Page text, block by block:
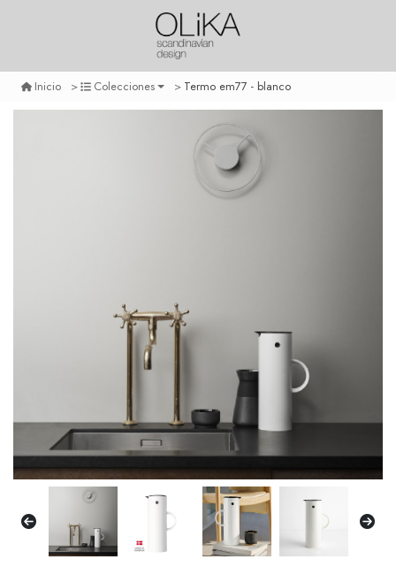
Inicio Colecciones Termo em77 - blanco